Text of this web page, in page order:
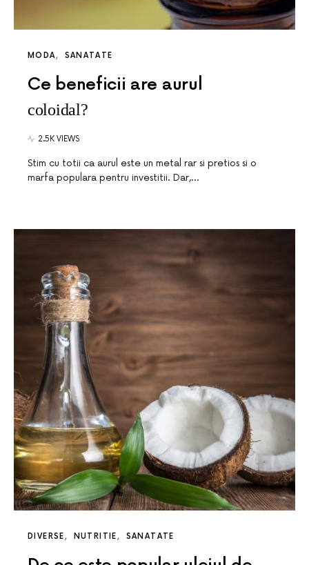
MODA SANATATE
Ce beneficii are aurul
coloidal?
2.5K VIEWS
Stim cu totii ca aurul este un metal rar si pretios si o
marfa populara pentru investitii. Dar,…
DIVERSE NUTRITIE SANATATE